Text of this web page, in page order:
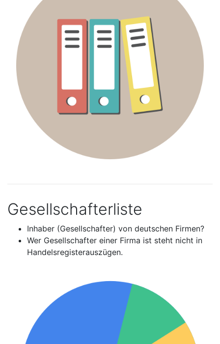
Gesellschafterliste
Inhaber (Gesellschafter) von deutschen Firmen?
Wer Gesellschafter einer Firma ist steht nicht in
Handelsregisterauszügen.